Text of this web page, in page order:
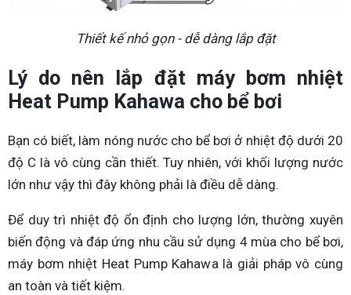
Thiết kế nhỏ gọn - dễ dàng lắp đặt
Lý do nên lắp đặt máy bơm nhiệt
Heat Pump Kahawa cho bể bơi
Bạn có biết, làm nóng nước cho bể bơi ở nhiệt độ dưới 20
độ C là vô cùng cần thiết. Tuy nhiên, với khối lượng nước
lớn như vậy thì đây không phải là điều dễ dàng.
Để duy trì nhiệt độ ổn định cho lượng lớn, thường xuyên
biến động và đáp ứng nhu cầu sử dụng 4 mùa cho bể bơi,
máy bơm nhiệt Heat Pump Kahawa là giải pháp vô cùng
an toàn và tiết kiệm.